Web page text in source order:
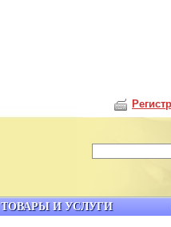
ТОВАРЫ И УСЛУГИ